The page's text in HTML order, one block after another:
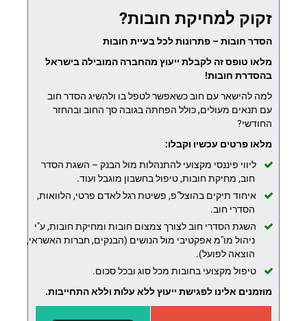
זקוק למחיקת חובות?
הסדר חובות – פתרונות לכל בעיית חובות
מלאו טופס זה לקבלת ייעוץ מהחברה המובילה בישראל
בהסדרת חובות!
למה להישאר עם חוב כשאפשר לטפל בו ולהשיג הסדר חוב
עם תנאים מעולים, כולל הפחתה בגובה סך החוב ובהחזר
החודשי?
מלאו פרטים עכשיו וקבלו:
ליווי פיננסי מקצועי להתנהלות מול הבנק – השגת הסדר
חוב, מחיקת חובות, טיפול בחשבון מוגבל ועוד.
איחוד תיקים בהוצל"פ, פשיטת רגל לאדם פרטי, הלוואות,
הסדרי חוב.
השגת הסדרי חוב לצורך צמצום חובות ומחיקת חובות, ע"י
ניהול מו"מ אפקטיבי מול הנושים (הבנקים, חברות האשראי,
הוצאה לפועל).
טיפול מקצועי בחובות מכל סוג ובכל סכום.
מוזמנים אלינו לפגישת ייעוץ ללא עלות וללא התחייבות.